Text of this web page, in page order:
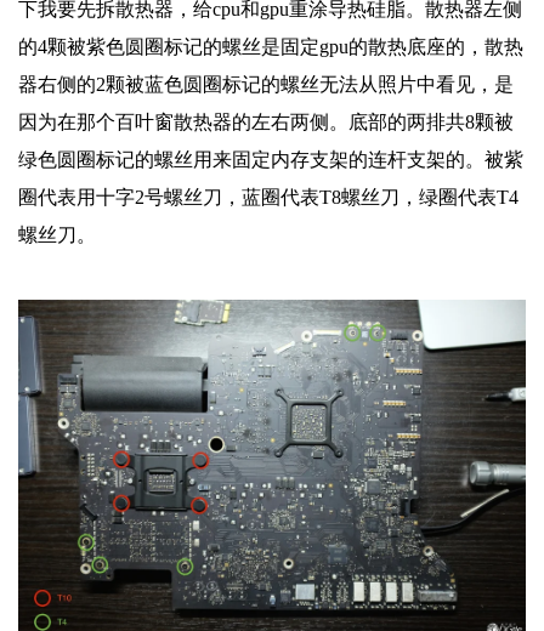
下我要先拆散热器，给cpu和gpu重涂导热硅脂。散热器左侧
的4颗被紫色圆圈标记的螺丝是固定gpu的散热底座的，散热
器右侧的2颗被蓝色圆圈标记的螺丝无法从照片中看见，是
因为在那个百叶窗散热器的左右两侧。底部的两排共8颗被
绿色圆圈标记的螺丝用来固定内存支架的连杆支架的。被紫
圈代表用十字2号螺丝刀，蓝圈代表T8螺丝刀，绿圈代表T4
螺丝刀。